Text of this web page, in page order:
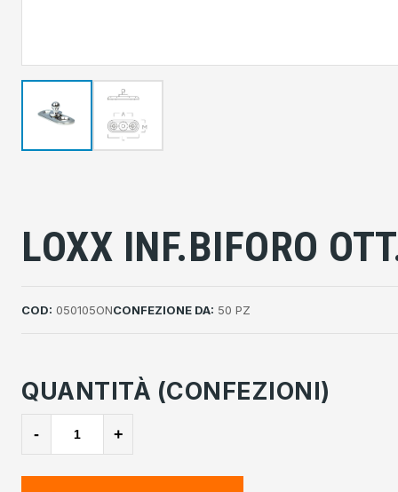
LOXX INF.BIFORO
COD: 050105ONCONFEZIONE DA: 50 PZ
QUANTITÀ (CONFEZIONI)
- +